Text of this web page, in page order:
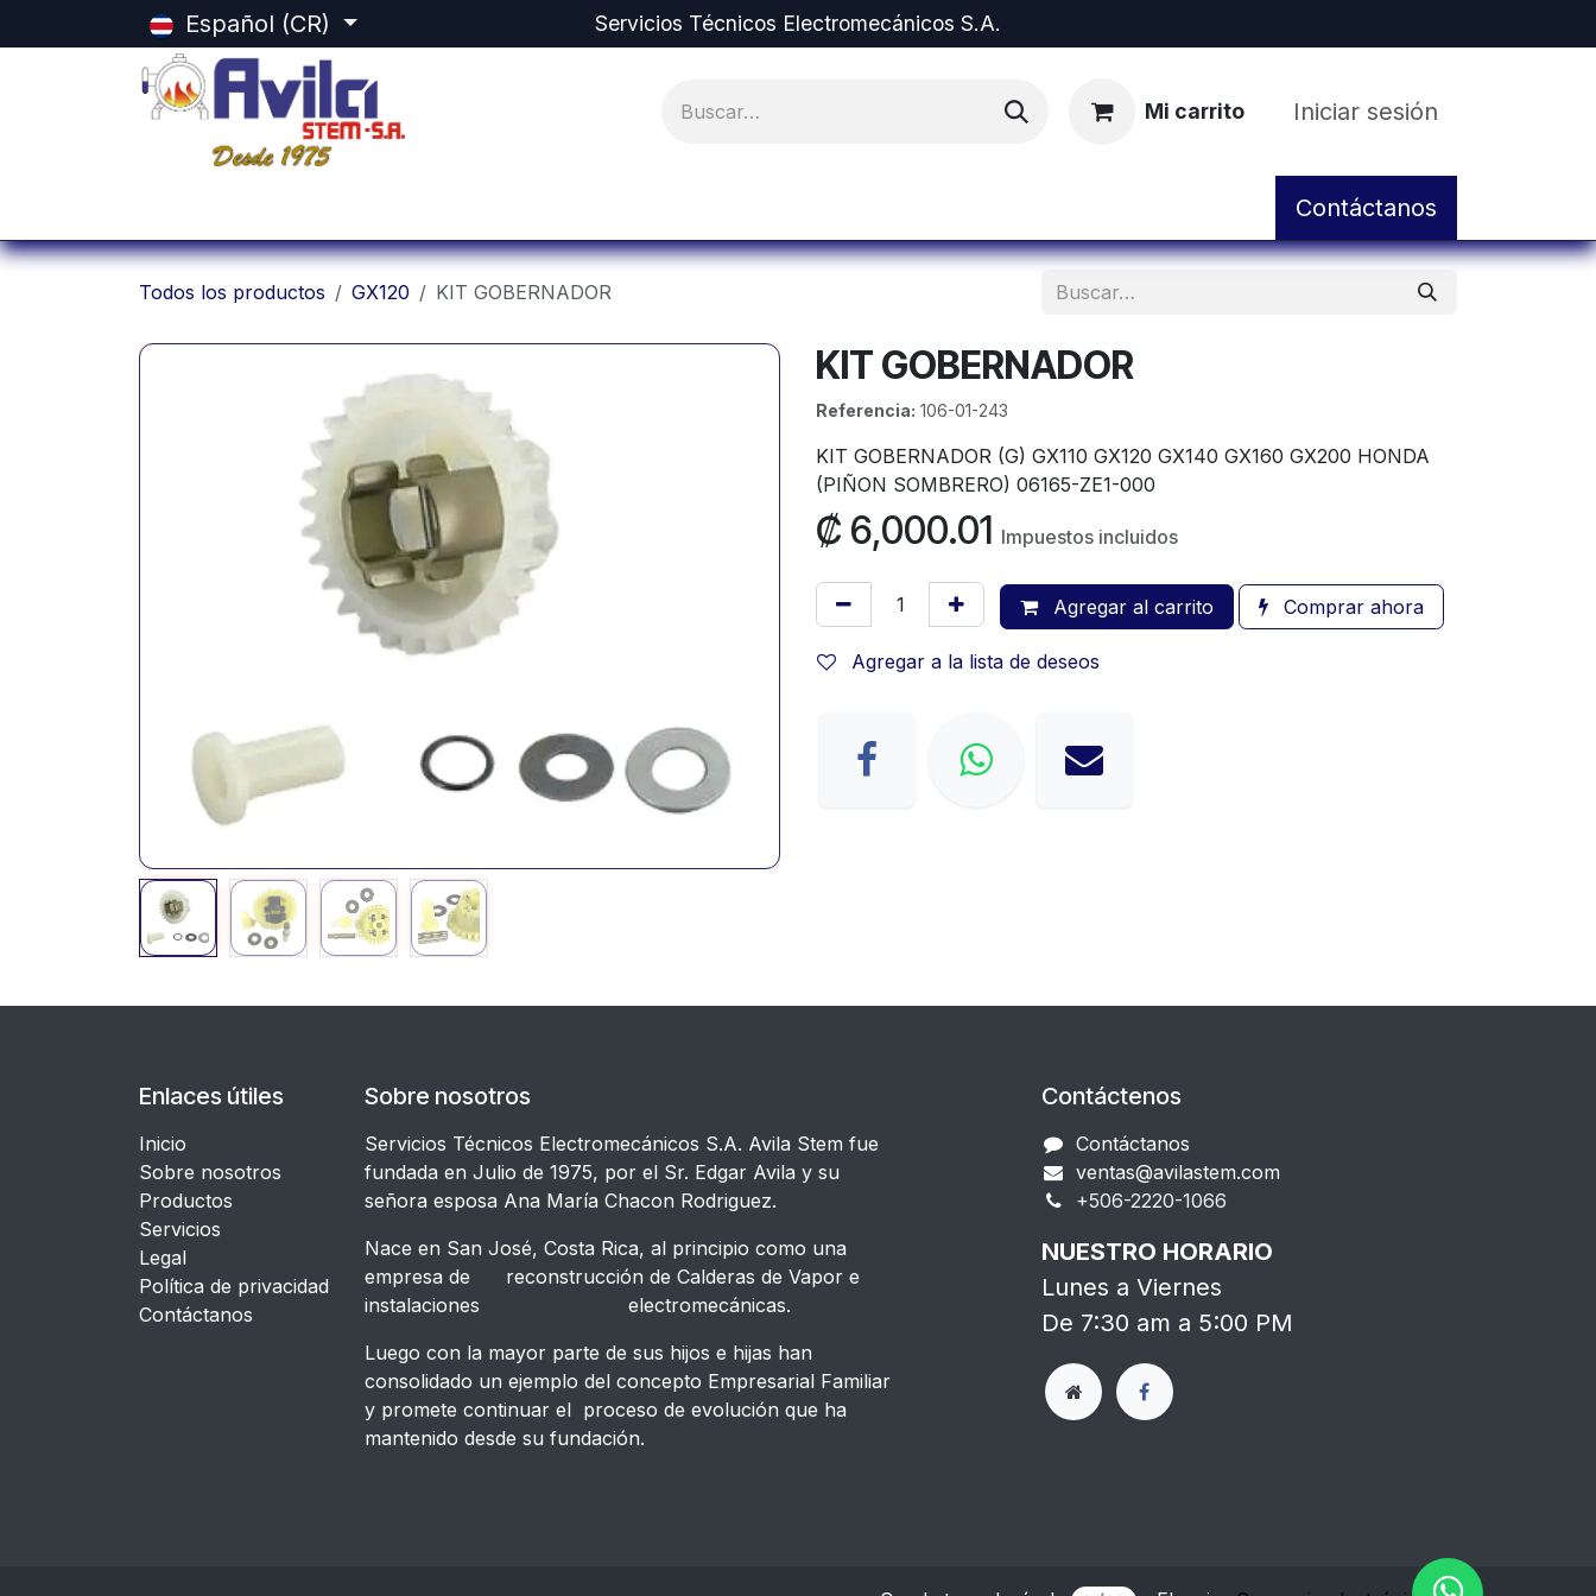
Español (CR) Servicios Técnicos Electromecánicos S.A.
Mi carrito Iniciar sesión
Servicio de Taller y Mantenimiento
Contáctanos
Todos los productos GX120 KIT GOBERNADOR
KIT GOBERNADOR
Referencia: 106-01-243
KIT GOBERNADOR (G) GX110 GX120 GX140 GX160 GX200 HONDA
(PIÑON SOMBRERO) 06165-ZE1-000
₡ 6,000.01 Impuestos incluidos
Agregar al carrito Comprar ahora
Agregar a la lista de deseos
Enlaces útiles
Inicio
Sobre nosotros
Productos
Servicios
Legal
​Política de privacidad
Contáctanos
Sobre nosotros
Servicios Técnicos Electromecánicos S.A. Avila Stem fue
fundada en Julio de 1975, por el Sr. Edgar Avila y su
señora esposa Ana María Chacon Rodriguez.
Nace en San José, Costa Rica, al principio como una
empresa de reconstrucción de Calderas de Vapor e
instalaciones electromecánicas.
Luego con la mayor parte de sus hijos e hijas han
consolidado un ejemplo del concepto Empresarial Familiar
y promete continuar el proceso de evolución que ha
mantenido desde su fundación.
Contáctenos
Contáctanos
ventas@avilastem.com
+506-2220-1066​
NUESTRO HORARIO
Lunes a Viernes
De 7:30 am a 5:00 PM